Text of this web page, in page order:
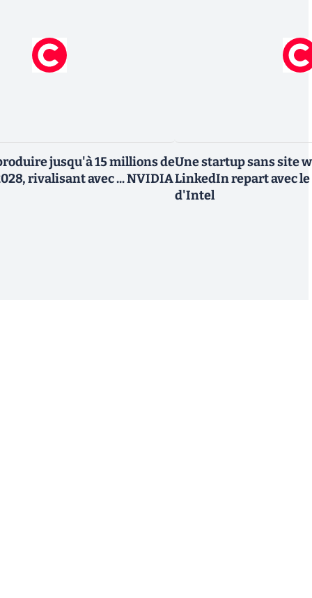
jusqu'à 15 millions de
rivalisant avec ... NVIDIA
Une startup sans site
LinkedIn repart avec le
d'Intel